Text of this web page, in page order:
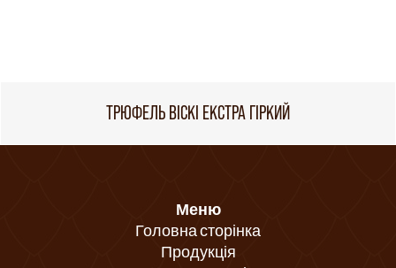
ТРЮФЕЛЬ ВІСКІ ЕКСТРА ГІРКИЙ
Меню
Головна сторінка
Продукція